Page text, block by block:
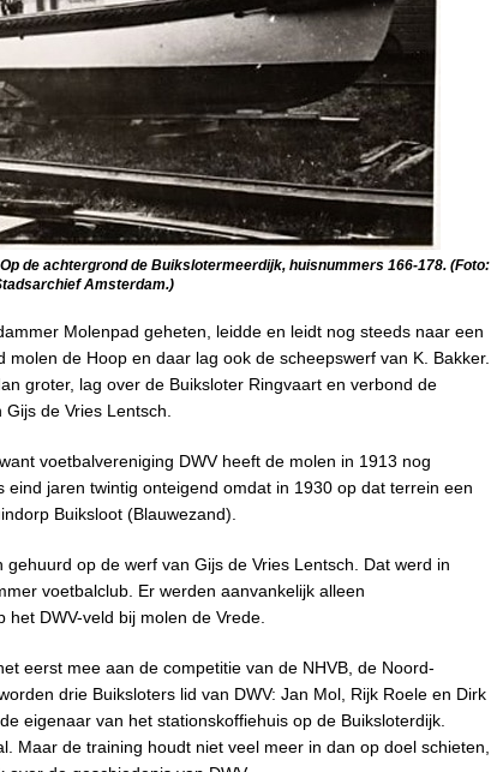
de achtergrond de Buikslotermeerdijk, huisnummers 166-178. (Foto:
Amsterdam.)
Molenpad geheten, leidde en leidt nog steeds naar een
de Hoop en daar lag ook de scheepswerf van K. Bakker.
groter, lag over de Buiksloter Ringvaart en verbond de
de Vries Lentsch.
voetbalvereniging DWV heeft de molen in 1913 nog
jaren twintig onteigend omdat in 1930 op dat terrein een
Buiksloot (Blauwezand).
op de werf van Gijs de Vries Lentsch. Dat werd in
voetbalclub. Er werden aanvankelijk alleen
DWV-veld bij molen de Vrede.
eerst mee aan de competitie van de NHVB, de Noord-
drie Buiksloters lid van DWV: Jan Mol, Rijk Roele en Dirk
eigenaar van het stationskoffiehuis op de Buiksloterdijk.
Maar de training houdt niet veel meer in dan op doel schieten,